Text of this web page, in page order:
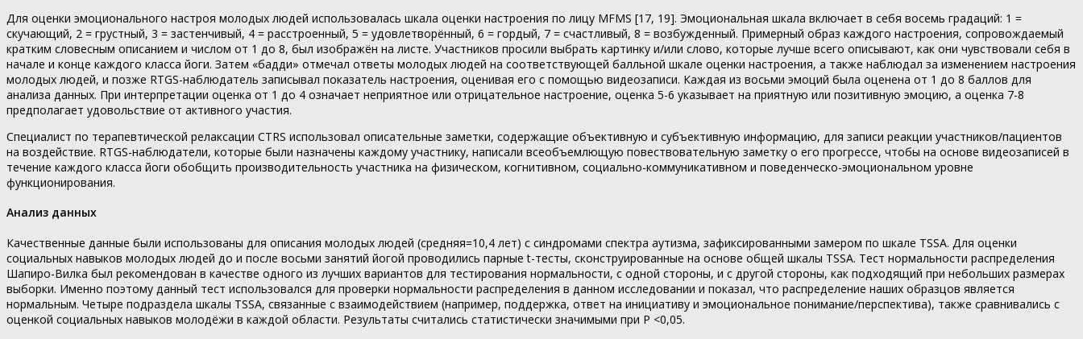
Для оценки эмоционального настроя молодых людей использовалась шкала оценки настроения по лицу MFMS [17, 19]. Эмоциональная шкала включает в себя восемь градаций: 1 =
скучающий, 2 = грустный, 3 = застенчивый, 4 = расстроенный, 5 = удовлетворённый, 6 = гордый, 7 = счастливый, 8 = возбужденный. Примерный образ каждого настроения, сопровождаемый
кратким словесным описанием и числом от 1 до 8, был изображён на листе. Участников просили выбрать картинку и/или слово, которые лучше всего описывают, как они чувствовали себя в
начале и конце каждого класса йоги. Затем «бадди» отмечал ответы молодых людей на соответствующей балльной шкале оценки настроения, а также наблюдал за изменением настроения
молодых людей, и позже RTGS-наблюдатель записывал показатель настроения, оценивая его с помощью видеозаписи. Каждая из восьми эмоций была оценена от 1 до 8 баллов для
анализа данных. При интерпретации оценка от 1 до 4 означает неприятное или отрицательное настроение, оценка 5-6 указывает на приятную или позитивную эмоцию, а оценка 7-8
предполагает удовольствие от активного участия.
Специалист по терапевтической релаксации CTRS использовал описательные заметки, содержащие объективную и субъективную информацию, для записи реакции участников/пациентов
на воздействие. RTGS-наблюдатели, которые были назначены каждому участнику, написали всеобъемлющую повествовательную заметку о его прогрессе, чтобы на основе видеозаписей в
течение каждого класса йоги обобщить производительность участника на физическом, когнитивном, социально-коммуникативном и поведенческо-эмоциональном уровне
функционирования.
Анализ данных
Качественные данные были использованы для описания молодых людей (средняя=10,4 лет) с синдромами спектра аутизма, зафиксированными замером по шкале TSSA. Для оценки
социальных навыков молодых людей до и после восьми занятий йогой проводились парные t-тесты, сконструированные на основе общей шкалы TSSA. Тест нормальности распределения
Шапиро-Вилка был рекомендован в качестве одного из лучших вариантов для тестирования нормальности, с одной стороны, и с другой стороны, как подходящий при небольших размерах
выборки. Именно поэтому данный тест использовался для проверки нормальности распределения в данном исследовании и показал, что распределение наших образцов является
нормальным. Четыре подраздела шкалы TSSA, связанные с взаимодействием (например, поддержка, ответ на инициативу и эмоциональное понимание/перспектива), также сравнивались с
оценкой социальных навыков молодёжи в каждой области. Результаты считались статистически значимыми при P <0,05.